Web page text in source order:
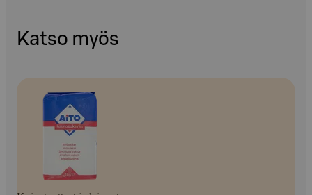
Katso myös